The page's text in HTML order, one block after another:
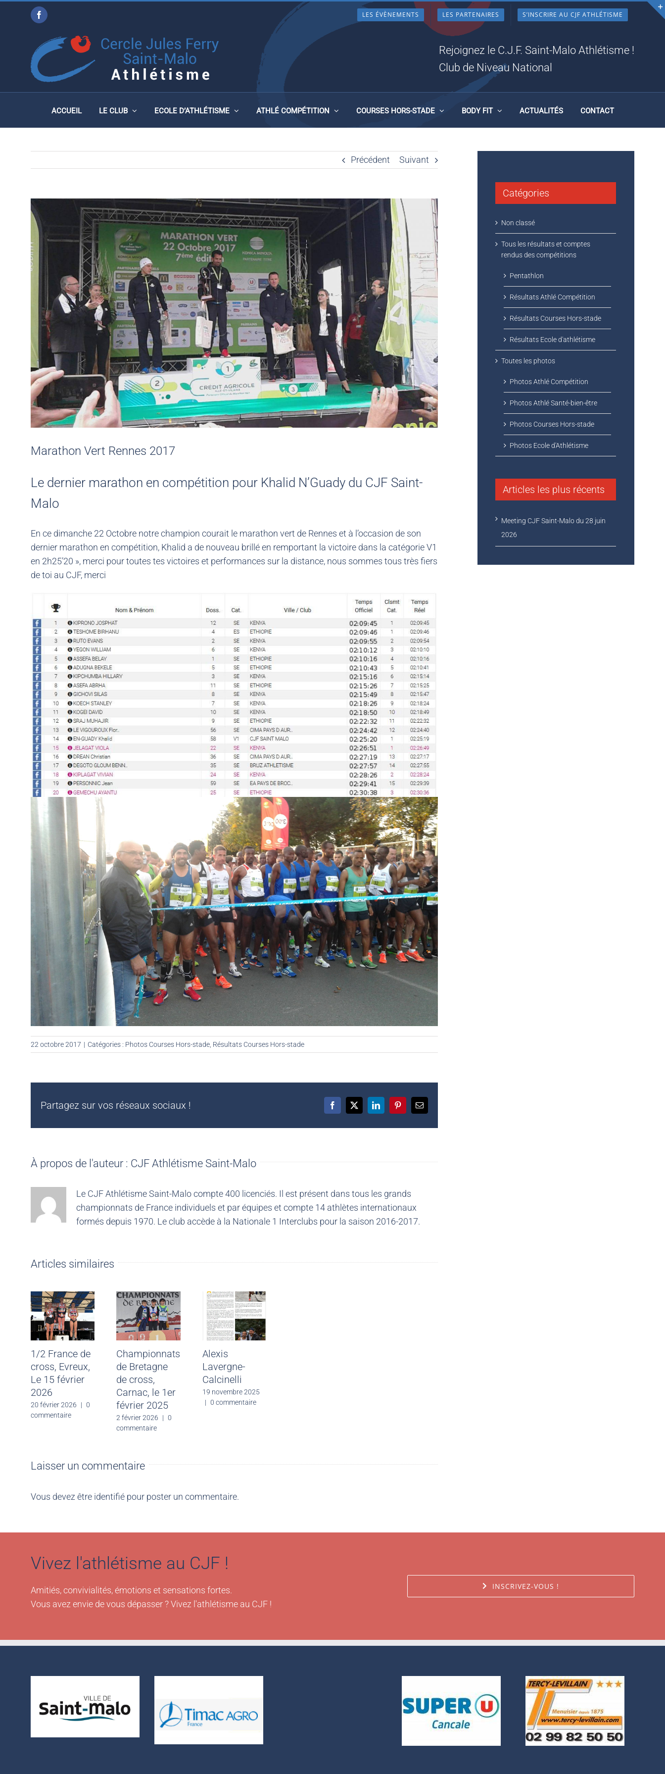
Facebook LES ÉVÈNEMENTS LES PARTENAIRES S’INSCRIRE AU CJF ATHLÉTISME
Rejoignez le C.J.F. Saint-Malo Athlétisme !
Club de Niveau National
ACCUEIL LE CLUB ECOLE D’ATHLÉTISME ATHLÉ COMPÉTITION COURSES HORS-STADE BODY FIT ACTUALITÉS CONTACT
MARATHON VERT RENNES 2017
Précédent Suivant
Marathon Vert Rennes 2017
Le dernier marathon en compétition pour Khalid N’Guady du CJF Saint-
Malo
En ce dimanche 22 Octobre notre champion courait le marathon vert de Rennes et à l’occasion de son
dernier marathon en compétition, Khalid a de nouveau brillé en remportant la victoire dans la catégorie V1
en 2h25’20 », merci pour toutes tes victoires et performances sur la distance, nous sommes tous très fiers
de toi au CJF, merci
22 octobre 2017 | Catégories : Photos Courses Hors-stade Résultats Courses Hors-stade
Partagez sur vos réseaux sociaux ! Facebook
X LinkedInPinterestEmail
À propos de l'auteur : CJF Athlétisme Saint-Malo
Le CJF Athlétisme Saint-Malo compte 400 licenciés. Il est présent dans tous les grands
championnats de France individuels et par équipes et compte 14 athlètes internationaux
formés depuis 1970. Le club accède à la Nationale 1 Interclubs pour la saison 2016-2017.
Articles similaires
1/2 France de
cross, Evreux,
Le 15 février
2026
20 février 2026 | 0
commentaire
Championnats
de Bretagne
de cross,
Carnac, le 1er
février 2025
2 février 2026 | 0
commentaire
Alexis
Lavergne-
Calcinelli
19 novembre 2025
| 0 commentaire
Laisser un commentaire
Vous devez être identifié pour poster un commentaire.
Catégories
Non classé
Tous les résultats et comptes
rendus des compétitions
Pentathlon
Résultats Athlé Compétition
Résultats Courses Hors-stade
Résultats Ecole d'athlétisme
Toutes les photos
Photos Athlé Compétition
Photos Athlé Santé-bien-être
Photos Courses Hors-stade
Photos Ecole d'Athlétisme
Articles les plus récents
Meeting CJF Saint-Malo du 28 juin
2026
Vivez l'athlétisme au CJF !
Amitiés, convivialités, émotions et sensations fortes.
Vous avez envie de vous dépasser ? Vivez l'athlétisme au CJF !
INSCRIVEZ-VOUS !